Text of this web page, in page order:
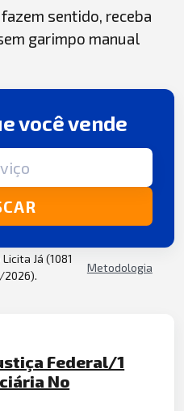
sentido, receba
garimpo manual
você vende
Já (1081
2026).
Metodologia
Federal/1
No